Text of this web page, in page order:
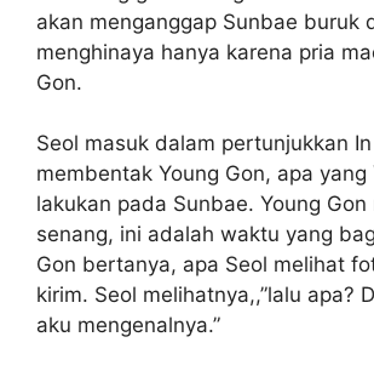
akan menganggap Sunbae buruk
menghinaya hanya karena pria
Gon.
Seol masuk dalam pertunjukkan
membentak Young Gon, apa yang
lakukan pada Sunbae. Young Gon
senang, ini adalah waktu yang
Gon bertanya, apa Seol melihat
kirim. Seol melihatnya,,”lalu apa?
aku mengenalnya.”